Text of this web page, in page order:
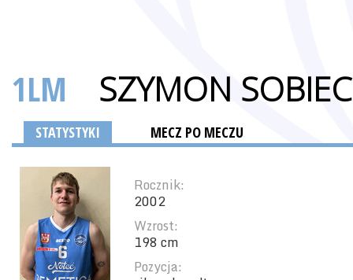
1LM SZYMON
STATYSTYKI MECZ PO MECZU
Rocznik:
2002
Wzrost:
198 cm
Pozycja: